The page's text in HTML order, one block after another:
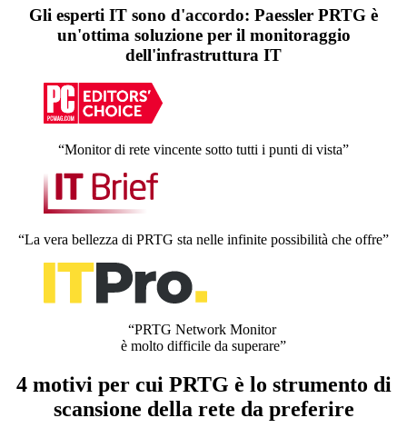
Gli esperti IT sono d'accordo: Paessler PRTG è
un'ottima soluzione per il monitoraggio
dell'infrastruttura IT
“Monitor di rete vincente sotto tutti i punti di vista”
“La vera bellezza di PRTG sta nelle infinite possibilità che offre”
“PRTG Network Monitor
è molto difficile da superare”
4 motivi per cui PRTG è lo strumento di
scansione della rete da preferire